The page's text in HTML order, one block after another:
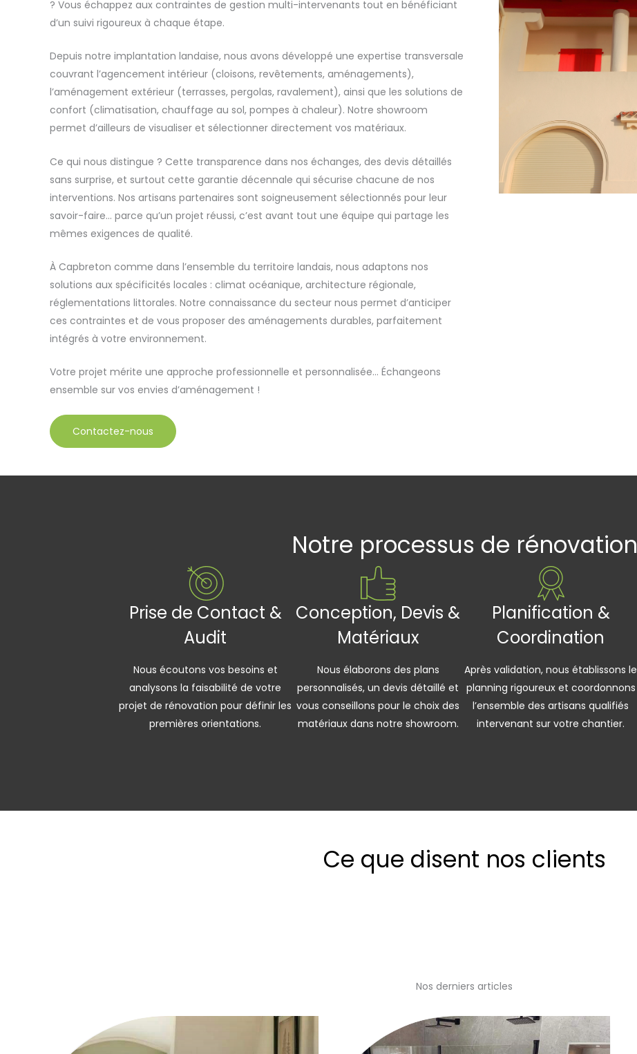
? Vous échappez aux contraintes de gestion multi-intervenants tout en bénéficiant
d’un suivi rigoureux à chaque étape.
Depuis notre implantation landaise, nous avons développé une expertise transversale
couvrant l’agencement intérieur (cloisons, revêtements, aménagements),
l’aménagement extérieur (terrasses, pergolas, ravalement), ainsi que les solutions de
confort (climatisation, chauffage au sol, pompes à chaleur). Notre showroom
permet d’ailleurs de visualiser et sélectionner directement vos matériaux.
Ce qui nous distingue ? Cette transparence dans nos échanges, des devis détaillés
sans surprise, et surtout cette garantie décennale qui sécurise chacune de nos
interventions. Nos artisans partenaires sont soigneusement sélectionnés pour leur
savoir-faire… parce qu’un projet réussi, c’est avant tout une équipe qui partage les
mêmes exigences de qualité.
À Capbreton comme dans l’ensemble du territoire landais, nous adaptons nos
solutions aux spécificités locales : climat océanique, architecture régionale,
réglementations littorales. Notre connaissance du secteur nous permet d’anticiper
ces contraintes et de vous proposer des aménagements durables, parfaitement
intégrés à votre environnement.
Votre projet mérite une approche professionnelle et personnalisée… Échangeons
ensemble sur vos envies d’aménagement !
Contactez-nous
Notre processus de rénovation
Prise de Contact &
Audit
Nous écoutons vos besoins et
analysons la faisabilité de votre
projet de rénovation pour définir les
premières orientations.
Conception, Devis &
Matériaux
Nous élaborons des plans
personnalisés, un devis détaillé et
vous conseillons pour le choix des
matériaux dans notre showroom.
Planification &
Coordination
Après validation, nous établissons le
planning rigoureux et coordonnons
l’ensemble des artisans qualifiés
intervenant sur votre chantier.
Ce que disent nos clients
Nos derniers articles